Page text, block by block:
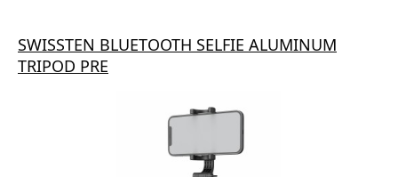
SWISSTEN BLUETOOTH SELFIE ALUMINUM
TRIPOD PRE